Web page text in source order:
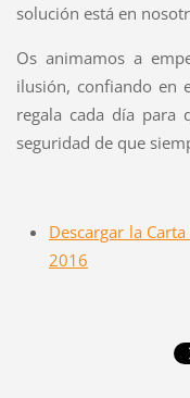
solución está en
Os animamos a
ilusión, confiando en
regala cada día para
seguridad de que
Descargar la
2016